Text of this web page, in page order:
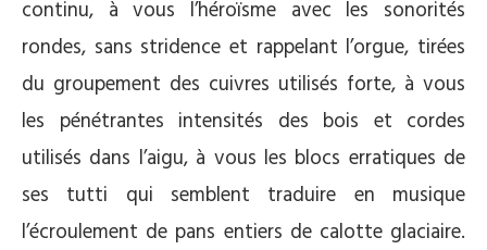
continu, à vous l’héroïsme avec les sonorités
rondes, sans stridence et rappelant l’orgue, tirées
du groupement des cuivres utilisés forte, à vous
les pénétrantes intensités des bois et cordes
utilisés dans l’aigu, à vous les blocs erratiques de
ses tutti qui semblent traduire en musique
l’écroulement de pans entiers de calotte glaciaire.